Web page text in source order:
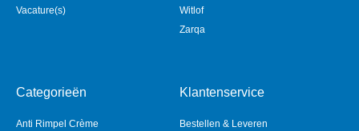
Vacature(s)
Witlof
Zarqa
Categorieën
Anti Rimpel Crème
Klantenservice
Bestellen & Leveren